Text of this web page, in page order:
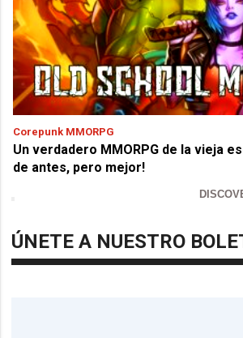
Corepunk MMORPG
Un verdadero MMORPG de la vieja
de antes, pero mejor!
ÚNETE A NUESTRO